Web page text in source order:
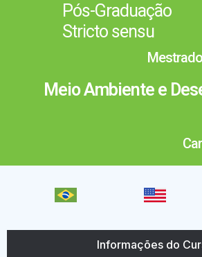
Pós-Graduação
Stricto sensu
Meio Ambiente e
Informações do